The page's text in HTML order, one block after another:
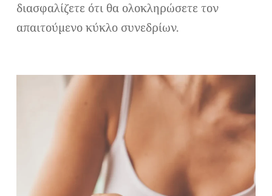
διασφαλίζετε ότι θα ολοκληρώσετε τον
απαιτούμενο κύκλο συνεδρίων.